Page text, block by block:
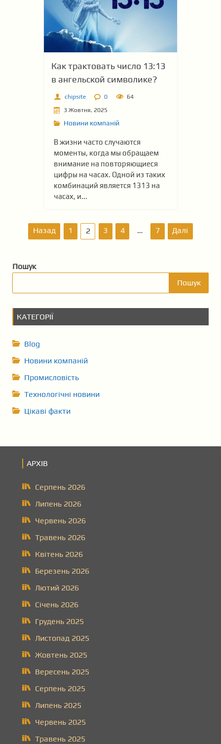
Как трактовать число 13:13
в ангельской символике?
chipsite 0
64
3 Жовтня, 2025
Новини компаній
В жизни часто случаются
моменты, когда мы обращаем
внимание на повторяющиеся
цифры на часах. Одной из таких
комбинаций является 1313 на
часах, и...
в
і
г
а
ц
і
я
з
п
Назад 1 2 3 4 … 7 Далі
Пошук
Пошук
КАТЕГОРІЇ
Blog
Новини компаній
Промисловість
Технологічні новини
Цікаві факти
АРХІВ
Серпень 2026
Липень 2026
Червень 2026
Травень 2026
Квітень 2026
Березень 2026
Лютий 2026
Січень 2026
Грудень 2025
Листопад 2025
Жовтень 2025
Вересень 2025
Серпень 2025
Липень 2025
Червень 2025
Травень 2025